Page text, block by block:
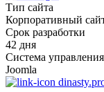
Тип сайта
Корпоративный
Срок разработки
42 дня
Система
Joomla